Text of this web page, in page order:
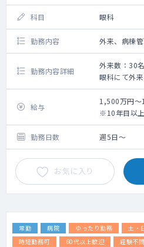
科目 眼科
勤務内容 外来、病棟
勤務内容詳細
外来数：30
眼科にて外
願いします。
詳しいお仕
ます。
主な診療は
硝子体疾患
白内障手術
初再診含め
(募集求人の
※育児介護
◇ 給与・待遇 当法人規程による、お問い合わ
給与
1,500万円
※10年目以
※賞与、当直
勤務日数
週5日～
お気に入り
常勤 病院 ゆったり勤務 土・
時短勤務可
60代以上歓迎 経験不問